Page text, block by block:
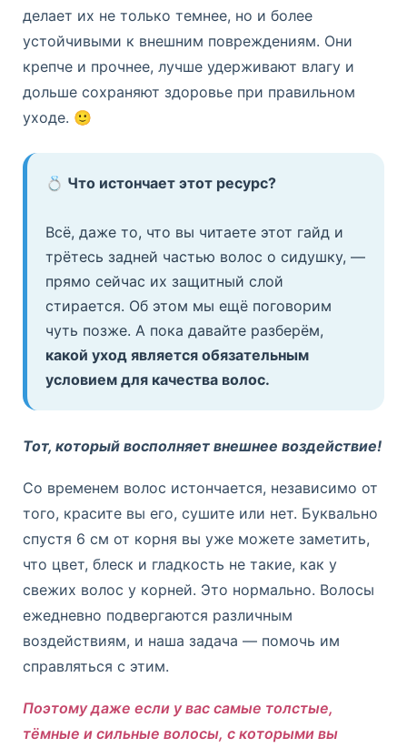
делает их не только темнее, но и более
устойчивыми к внешним повреждениям. Они
крепче и прочнее, лучше удерживают влагу и
дольше сохраняют здоровье при правильном
уходе. 🙂
💍 Что истончает этот ресурс?
Всё, даже то, что вы читаете этот гайд и
трётесь задней частью волос о сидушку, —
прямо сейчас их защитный слой
стирается. Об этом мы ещё поговорим
чуть позже. А пока давайте разберём,
какой уход является обязательным
условием для качества волос.
Тот, который восполняет внешнее воздействие!
Со временем волос истончается, независимо от
того, красите вы его, сушите или нет. Буквально
спустя 6 см от корня вы уже можете заметить,
что цвет, блеск и гладкость не такие, как у
свежих волос у корней. Это нормально. Волосы
ежедневно подвергаются различным
воздействиям, и наша задача — помочь им
справляться с этим.
Поэтому даже если у вас самые толстые,
тёмные и сильные волосы, с которыми вы